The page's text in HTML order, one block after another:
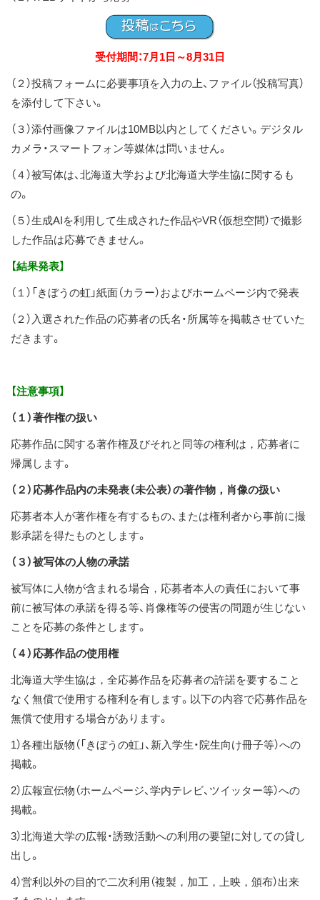
受付期間：7月1日～8月31日
（２）投稿フォームに必要事項を入力の上、ファイル（投稿写真）
を添付して下さい。
（３）添付画像ファイルは10MB以内としてください。デジタル
カメラ・スマートフォン等媒体は問いません。
（４）被写体は、北海道大学および北海道大学生協に関するも
の。
（５）生成AIを利用して生成された作品やVR（仮想空間）で撮影
した作品は応募できません。
【結果発表】
（１）「きぼうの虹」紙面（カラー）およびホームページ内で発表
（２）入選された作品の応募者の氏名・所属等を掲載させていた
だきます。
【注意事項】
（１）著作権の扱い
応募作品に関する著作権及びそれと同等の権利は，応募者に
帰属します。
（２）応募作品内の未発表（未公表）の著作物，肖像の扱い
応募者本人が著作権を有するもの、または権利者から事前に撮
影承諾を得たものとします。
（３）被写体の人物の承諾
被写体に人物が含まれる場合，応募者本人の責任において事
前に被写体の承諾を得る等、肖像権等の侵害の問題が生じない
ことを応募の条件とします。
（４）応募作品の使用権
北海道大学生協は，全応募作品を応募者の許諾を要すること
なく無償で使用する権利を有します。以下の内容で応募作品を
無償で使用する場合があります。
1）各種出版物（「きぼうの虹」、新入学生・院生向け冊子等）への
掲載。
2）広報宣伝物（ホームページ、学内テレビ、ツイッター等）への
掲載。
3）北海道大学の広報・誘致活動への利用の要望に対しての貸し
出し。
4）営利以外の目的で二次利用（複製，加工，上映，頒布）出来